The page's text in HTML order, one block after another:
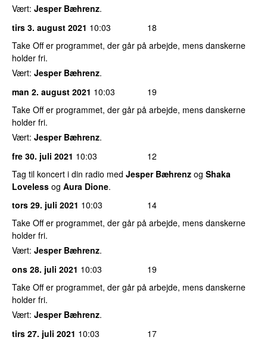
Vært: Jesper Bæhrenz.
tirs 3. august 2021 10:03
18
Take Off er programmet, der går på arbejde, mens danskerne
holder fri.
Vært: Jesper Bæhrenz.
man 2. august 2021 10:03
19
Take Off er programmet, der går på arbejde, mens danskerne
holder fri.
Vært: Jesper Bæhrenz.
fre 30. juli 2021 10:03
12
Tag til koncert i din radio med Jesper Bæhrenz og Shaka
Loveless og Aura Dione.
tors 29. juli 2021 10:03
14
Take Off er programmet, der går på arbejde, mens danskerne
holder fri.
Vært: Jesper Bæhrenz.
ons 28. juli 2021 10:03
19
Take Off er programmet, der går på arbejde, mens danskerne
holder fri.
Vært: Jesper Bæhrenz.
tirs 27. juli 2021 10:03
17